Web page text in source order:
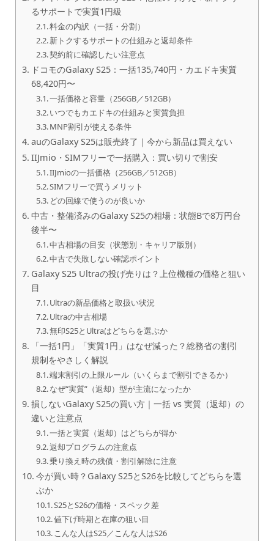
るサポートで実質1円級
料金の内訳（一括・分割）
新トクするサポートの仕組みと返却条件
契約前に確認したい注意点
ドコモのGalaxy S25：一括135,740円・カエドキ実質
68,420円〜
一括価格と容量（256GB／512GB）
いつでもカエドキの仕組みと実質負担
MNP割引が使える条件
auのGalaxy S25は販売終了｜今から新品は買えない
IIJmio・SIMフリーで一括購入：買い切りで割安
IIJmioの一括価格（256GB／512GB）
SIMフリーで買うメリット
どの回線で使うのが良いか
中古・整備済みのGalaxy S25の相場：状態Bで8万円台
後半〜
中古相場の目安（状態別・キャリア版別）
中古で失敗しない確認ポイント
Galaxy S25 Ultraの投げ売りは？上位機種の価格と狙い
目
Ultraの新品価格と取扱い状況
Ultraの中古相場
無印S25とUltraはどちらを選ぶか
「一括1円」「実質1円」はなぜ減った？総務省の割引
規制をやさしく解説
端末割引の上限ルール（いくらまで割引できるか）
なぜ“実質”（返却）型が主流になったか
損しないGalaxy S25の買い方｜一括 vs 実質（返却）の
違いと注意点
一括と実質（返却）はどちらが得か
返却プログラムの注意点
乗り換え時の残債・割引解除に注意
今が買い時？Galaxy S25とS26を比較してどちらを選
ぶか
S25とS26の価格・スペック差
値下げ時期と在庫の狙い目
こんな人はS25／こんな人はS26